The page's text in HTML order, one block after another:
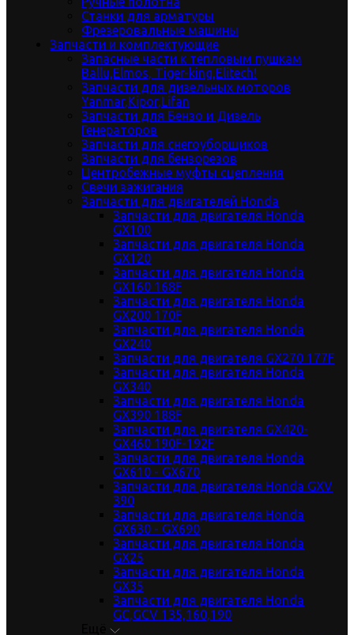
Станки для арматуры
Фрезеровальные машины
Запчасти и комплектующие
Запасные части к тепловым пушкам
Ballu,Elmos, Tiger-king,Elitech!
Запчасти для дизельных моторов
Yanmar,Kipor,Lifan
Запчасти для Бензо и Дизель
Генераторов
Запчасти для снегоуборщиков
Запчасти для бензорезов
Центробежные муфты сцепления
Свечи зажигания
Запчасти для двигателей Honda
Запчасти для двигателя Honda
GX100
Запчасти для двигателя Honda
GX120
Запчасти для двигателя Honda
GX160 168F
Запчасти для двигателя Honda
GX200 170F
Запчасти для двигателя Honda
GX240
Запчасти для двигателя GX270 177F
Запчасти для двигателя Honda
GX340
Запчасти для двигателя Honda
GX390 188F
Запчасти для двигателя GX420-
GX460 190F-192F
Запчасти для двигателя Honda
GX610 - GX670
Запчасти для двигателя Honda GXV
390
Запчасти для двигателя Honda
GX630 - GX690
Запчасти для двигателя Honda
GX25
Запчасти для двигателя Honda
GX35
Запчасти для двигателя Honda
GC,GCV 135,160,190